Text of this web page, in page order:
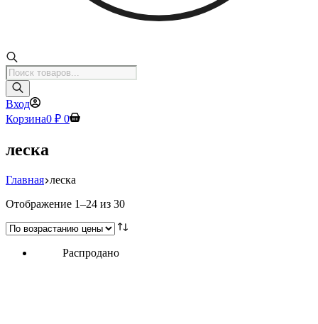
Поиск
товаров
Вход
Корзина0 ₽ 0
леска
Главная леска
Отображение 1–24 из 30Цены:
возрастанию
Распродано